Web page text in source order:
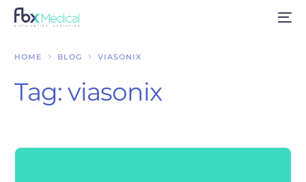
HOME BLOG VIASONIX
Tag:viasonix